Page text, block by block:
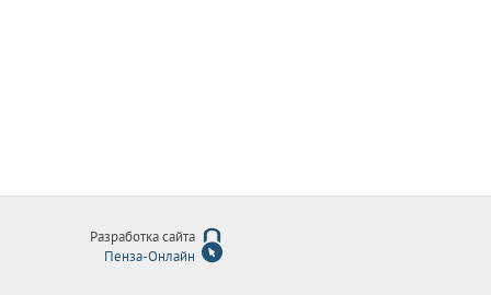
Разработка сайта
Пенза-Онлайн